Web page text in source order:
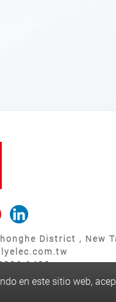
en este sitio web,
District , New
1490
1600